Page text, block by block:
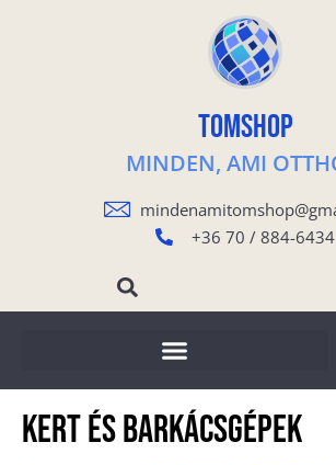
TOMSHOP
MINDEN, AMI
+36 70 / 884-6434
Kert és Barkácsgépek